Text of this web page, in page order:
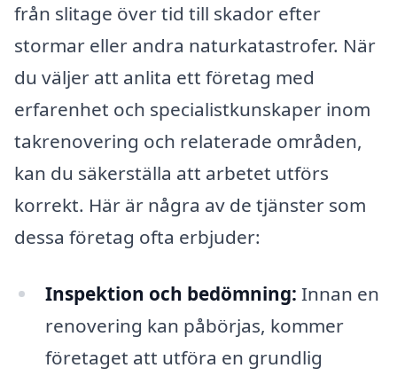
från slitage över tid till skador efter
stormar eller andra naturkatastrofer. När
du väljer att anlita ett företag med
erfarenhet och specialistkunskaper inom
takrenovering och relaterade områden,
kan du säkerställa att arbetet utförs
korrekt. Här är några av de tjänster som
dessa företag ofta erbjuder:
Inspektion och bedömning: Innan en
renovering kan påbörjas, kommer
företaget att utföra en grundlig